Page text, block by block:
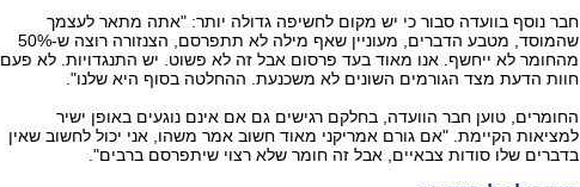
חבר נוסף בוועדה סבור כי יש מקום לחשיפה גדולה יותר: "אתה מתאר לעצמך
שהמוסד, מטבע הדברים, מעוניין שאף מילה לא תתפרסם, הצנזורה רוצה ש-50%
מהחומר לא ייחשף. אנו מאוד בעד פרסום אבל זה לא פשוט. יש התנגדויות. לא פעם
חוות הדעת מצד הגורמים השונים לא משכנעת. ההחלטה בסוף היא שלנו".
החומרים, טוען חבר הוועדה, בחלקם רגישים גם אם אינם נוגעים באופן ישיר
למציאות הקיימת. "אם גורם אמריקני מאוד חשוב אמר משהו, אני יכול לחשוב שאין
בדברים שלו סודות צבאיים, אבל זה חומר שלא רצוי שיתפרסם ברבים".